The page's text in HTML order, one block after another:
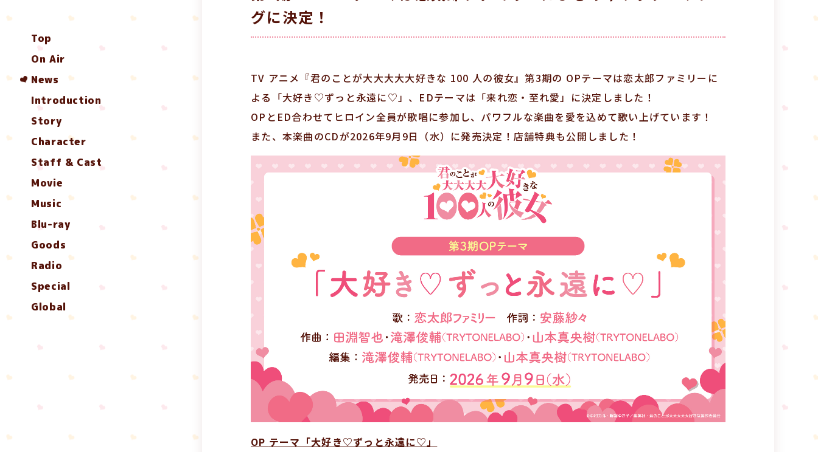
Top
On Air
News
Introduction
Story
Character
Staff & Cast
Movie
Music
Blu-ray
Goods
Radio
Special
Global
グに決定！
TV アニメ『君のことが大大大大大好きな 100 人の彼女』第3期の OPテーマは恋太郎ファミリーに
よる「大好き♡ずっと永遠に♡」、EDテーマは「来れ恋・至れ愛」に決定しました！
OPとED合わせてヒロイン全員が歌唱に参加し、パワフルな楽曲を愛を込めて歌い上げています！
また、本楽曲のCDが2026年9月9日（水）に発売決定！店舗特典も公開しました！
OP テーマ「大好き♡ずっと永遠に♡」